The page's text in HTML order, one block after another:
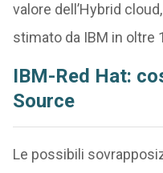
valore dell’Hybrid
stimato da IBM in oltre
IBM-Red Hat:
Source
Le possibili